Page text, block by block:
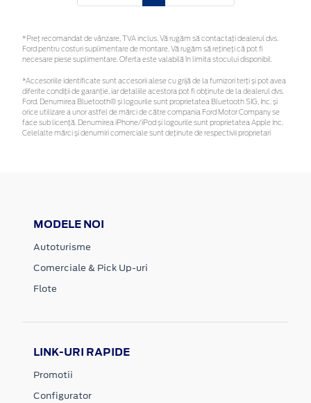
*Preţ recomandat de vânzare, TVA inclus. Vă rugăm să contactaţi dealerul dvs.
Ford pentru costuri suplimentare de montare. Vă rugăm să rețineți că pot fi
necesare piese suplimentare. Oferta este valabilă în limita stocului disponibil.
*Accesoriile identificate sunt accesorii alese cu grijă de la furnizori terți și pot avea
diferite condiții de garanție, iar detaliile acestora pot fi obținute de la dealerul dvs.
Ford. Denumirea Bluetooth® și logourile sunt proprietatea Bluetooth SIG, Inc. și
orice utilizare a unor astfel de mărci de către compania Ford Motor Company se
face sub licență. Denumirea iPhone/iPod și logourile sunt proprietatea Apple Inc.
Celelalte mărci și denumiri comerciale sunt deținute de respectivii proprietari
MODELE NOI
Autoturisme
Comerciale & Pick Up-uri
Flote
LINK-URI RAPIDE
Promotii
Configurator